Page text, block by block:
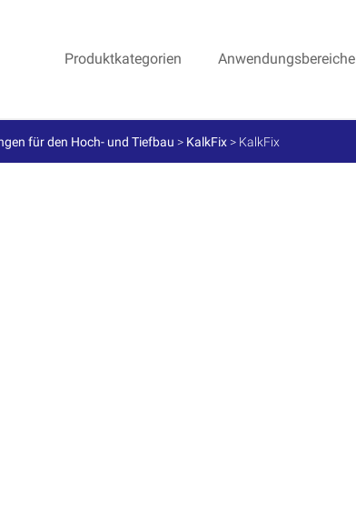
Produktkategorien Anwendungsbereiche
für den Hoch- und Tiefbau > KalkFix > KalkFix